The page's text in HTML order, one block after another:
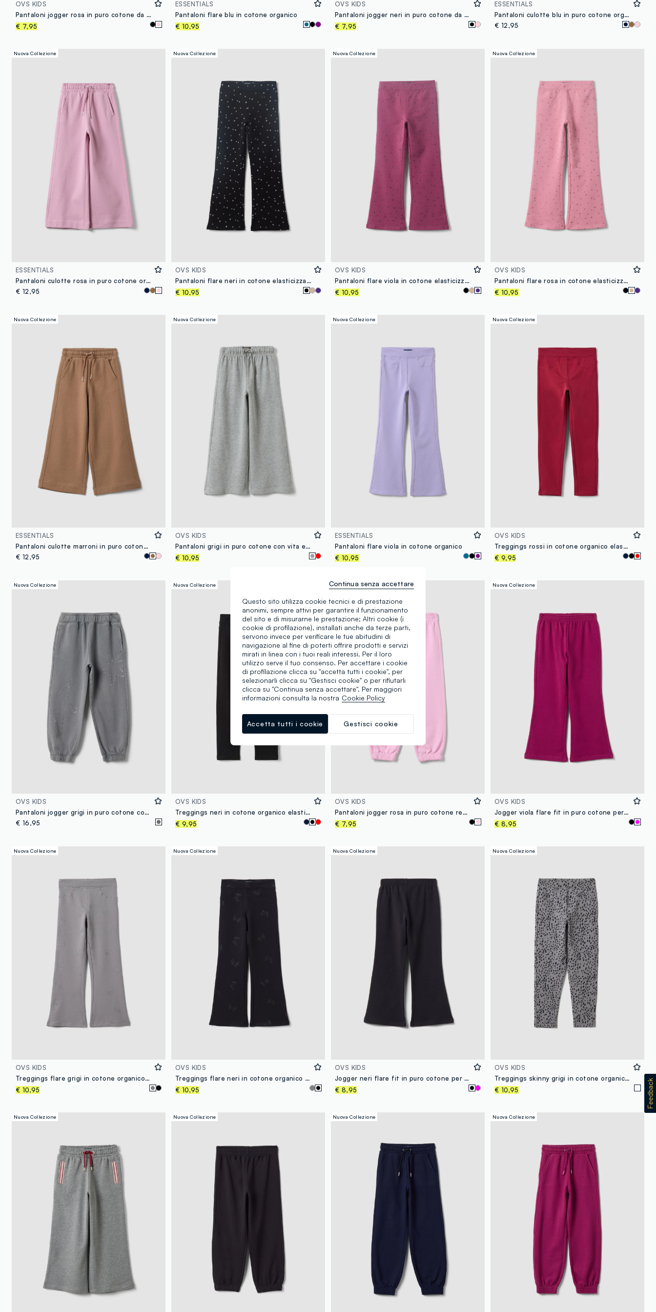
OVS KIDS
Pantaloni jogger rosa in puro cotone da bambina regular fit
€ 7,95
ESSENTIALS
Pantaloni flare blu in cotone organico
€ 10,95
OVS KIDS
Pantaloni jogger neri in puro cotone da bambina regular fit
€ 7,95
ESSENTIALS
Pantaloni culotte blu in puro cotone organico per bambina
€ 12,95
Nuova Collezione
ESSENTIALS
Pantaloni culotte rosa in puro cotone organico per bambina
€ 12,95
Nuova Collezione
OVS KIDS
Pantaloni flare neri in cotone elasticizzato con fantasia stelle per bambina
€ 10,95
Nuova Collezione
OVS KIDS
Pantaloni flare viola in cotone elasticizzato con fantasia stelle per bambina
€ 10,95
Nuova Collezione
OVS KIDS
Pantaloni flare rosa in cotone elasticizzato con fantasia stelle per bambina
€ 10,95
Nuova Collezione
ESSENTIALS
Pantaloni culotte marroni in puro cotone organico per bambina
€ 12,95
Nuova Collezione
OVS KIDS
Pantaloni grigi in puro cotone con vita elasticizzata e strass per bambina
€ 10,95
Nuova Collezione
ESSENTIALS
Pantaloni flare viola in cotone organico
€ 10,95
Nuova Collezione
OVS KIDS
Treggings rossi in cotone organico elasticizzato slim fit per bambina
€ 9,95
Nuova Collezione
OVS KIDS
Pantaloni jogger grigi in puro cotone con strass per bambina
€ 16,95
Nuova Collezione
OVS KIDS
Treggings neri in cotone organico elasticizzato slim fit per bambina
€ 9,95
Nuova Collezione
OVS KIDS
Pantaloni jogger rosa in puro cotone regular fit per bambina
€ 7,95
Nuova Collezione
OVS KIDS
Jogger viola flare fit in puro cotone per bambina
€ 8,95
Nuova Collezione
OVS KIDS
Treggings flare grigi in cotone organico elasticizzato con ali glitterate
€ 10,95
Nuova Collezione
OVS KIDS
Treggings flare neri in cotone organico elasticizzato con ali glitterate
€ 10,95
Nuova Collezione
OVS KIDS
Jogger neri flare fit in puro cotone per bambina
€ 8,95
Nuova Collezione
OVS KIDS
Treggings skinny grigi in cotone organico elasticizzato per bambina
€ 10,95
Nuova Collezione Nuova Collezione Nuova Collezione Nuova Collezione
Questo sito utilizza cookie tecnici e di prestazione
anonimi, sempre attivi per garantire il funzionamento
del sito e di misurarne le prestazione; Altri cookie (i
cookie di profilazione), installati anche da terze parti,
servono invece per verificare le tue abitudini di
navigazione al fine di poterti offrire prodotti e servizi
mirati in linea con i tuoi reali interessi. Per il loro
utilizzo serve il tuo consenso. Per accettare i cookie
di profilazione clicca su "accetta tutti i cookie", per
selezionarli clicca su "Gestisci cookie" o per rifiutarli
clicca su "Continua senza accettare". Per maggiori
informazioni consulta la nostra Cookie Policy
Gestisci cookie
Accetta tutti i cookie
Continua senza accettare